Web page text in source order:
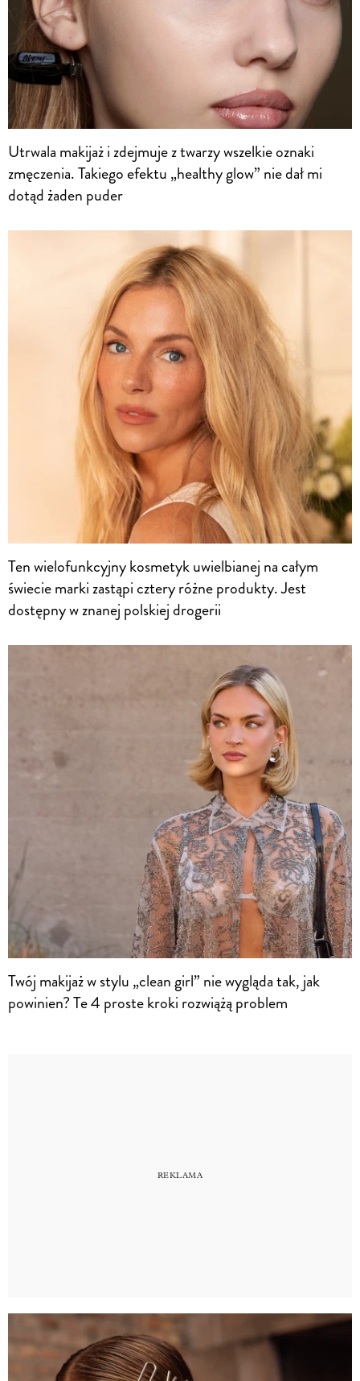
Utrwala makijaż i zdejmuje z twarzy wszelkie oznaki
zmęczenia. Takiego efektu „healthy glow” nie dał mi
dotąd żaden puder
Ten wielofunkcyjny kosmetyk uwielbianej na całym
świecie marki zastąpi cztery różne produkty. Jest
dostępny w znanej polskiej drogerii
Twój makijaż w stylu „clean girl” nie wygląda tak, jak
powinien? Te 4 proste kroki rozwiążą problem